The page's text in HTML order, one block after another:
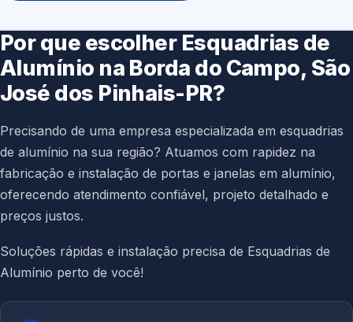
Por que escolher Esquadrias de
Alumínio na Borda do Campo, São
José dos Pinhais-PR?
Precisando de uma empresa especializada em esquadrias
de alumínio na sua região? Atuamos com rapidez na
fabricação e instalação de portas e janelas em alumínio,
oferecendo atendimento confiável, projeto detalhado e
preços justos.
Soluções rápidas e instalação precisa de Esquadrias de
Alumínio perto de você!